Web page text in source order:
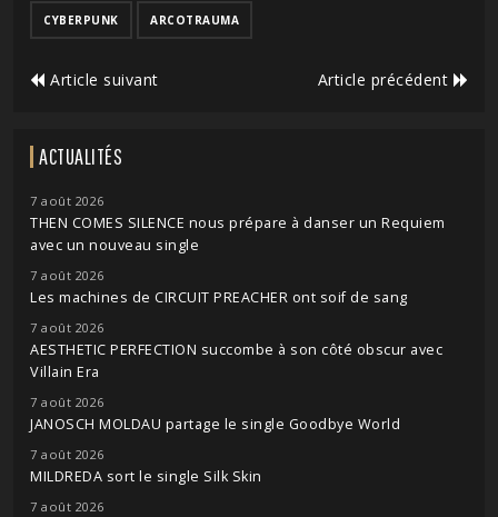
CYBERPUNK ARCOTRAUMA
Article suivant Article précédent
ACTUALITÉS
7 août 2026
THEN COMES SILENCE nous prépare à danser un Requiem
avec un nouveau single
7 août 2026
Les machines de CIRCUIT PREACHER ont soif de sang
7 août 2026
AESTHETIC PERFECTION succombe à son côté obscur avec
Villain Era
7 août 2026
JANOSCH MOLDAU partage le single Goodbye World
7 août 2026
MILDREDA sort le single Silk Skin
7 août 2026